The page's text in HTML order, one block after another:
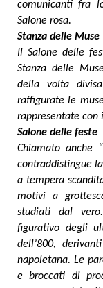
comunicanti fra
Salone rosa.
Stanza delle Muse
Il Salone delle
Stanza delle
della volta
raffigurate le
rappresentate
Salone delle feste
Chiamato anche
contraddistingue
a tempera
motivi a
studiati dal
figurativo degli
dell’800,
napoletana. Le
e broccati di